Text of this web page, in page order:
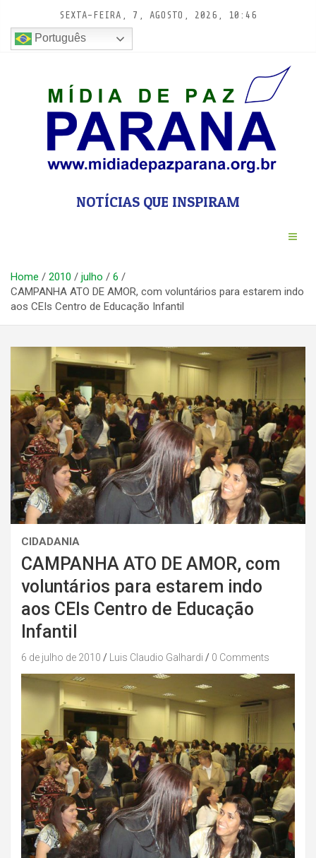
conteúdo
SEXTA-FEIRA, 7, AGOSTO, 2026, 10:46
Português
NOTÍCIAS QUE INSPIRAM
Home 2010 julho
6
CAMPANHA ATO DE AMOR, com voluntários para estarem indo
aos CEIs Centro de Educação Infantil
CIDADANIA
CAMPANHA ATO DE AMOR, com
voluntários para estarem indo
aos CEIs Centro de Educação
Infantil
6 de julho de 2010 Luis Claudio Galhardi 0 Comments